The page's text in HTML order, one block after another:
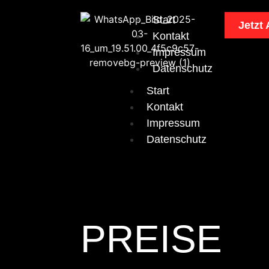
Start
Kontakt
Impressum
Datenschutz
Start
Kontakt
Impressum
Datenschutz
Jetzt
PREISE